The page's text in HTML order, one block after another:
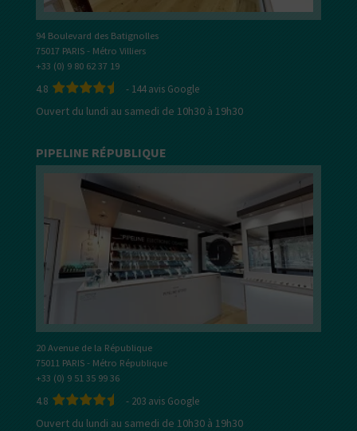
94 Boulevard des Batignolles
75017 PARIS - Métro Villiers
+33 (0) 9 80 62 37 19
4.8 - 144avis Google
Ouvert du lundi au samedi de 10h30 à 19h30
PIPELINE RÉPUBLIQUE
20 Avenue de la République
75011 PARIS - Métro République
+33 (0) 9 51 35 99 36
4.8 - 203 avis Google
Ouvert du lundi au samedi de 10h30 à 19h30